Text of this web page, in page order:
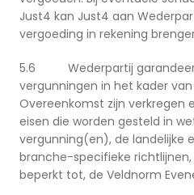
Just4 kan Just4 aan
vergoeding in rekening
5.6 Wederpartij garandeert
vergunningen in het kader
Overeenkomst zijn verkregen
eisen die worden gesteld in
vergunning(en), de landelijke
branche-specifieke
beperkt tot, de Veldnorm